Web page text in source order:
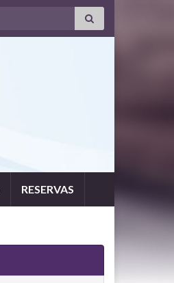
RESERVAS